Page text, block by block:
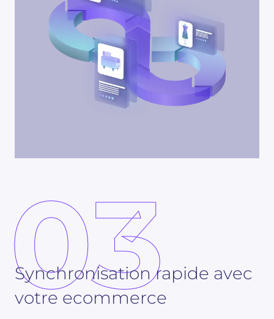
03
Synchronisation rapide avec
votre ecommerce